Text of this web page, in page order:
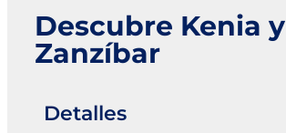
Descubre Kenia y
Zanzíbar
Detalles